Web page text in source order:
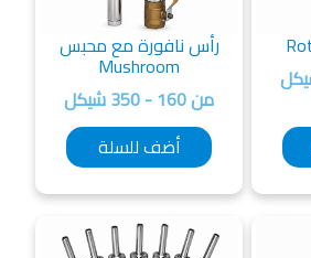
رأس نافورة مع محبس
Mushroom
من 160 - 350 شيكل
أضف للسلة